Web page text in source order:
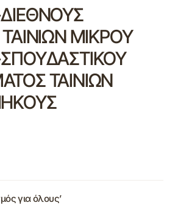
ΜΙΚΡΟΥ
ΤΑΙΝΙΩΝ
για όλους’